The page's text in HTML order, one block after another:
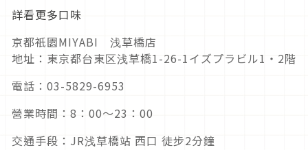
詳看更多口味
京都祇園MIYABI 浅草橋店
地址：東京都台東区浅草橋1-26-1イズプラビル1・2階
電話：03-5829-6953
營業時間：8：00～23：00
交通手段：JR浅草橋站 西口 徒步2分鐘